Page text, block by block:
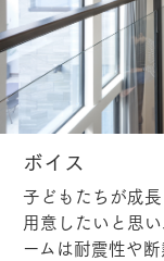
ボイス
子どもたちが成
用意したいと思
ームは耐震性や